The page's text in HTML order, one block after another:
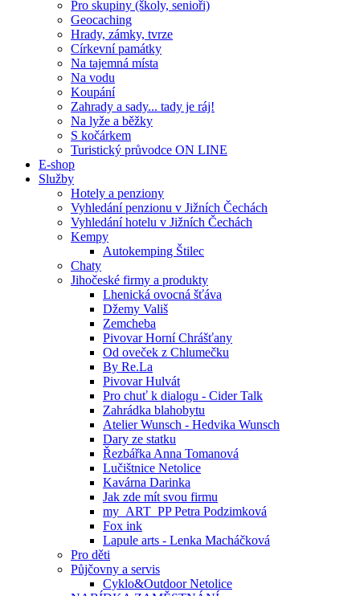
Pro skupiny (školy, senioři)
Geocaching
Hrady, zámky, tvrze
Církevní památky
Na tajemná místa
Na vodu
Koupání
Zahrady a sady... tady je ráj!
Na lyže a běžky
S kočárkem
Turistický průvodce ON LINE
E-shop
Služby
Hotely a penziony
Vyhledání penzionu v Jižních Čechách
Vyhledání hotelu v Jižních Čechách
Kempy
Autokemping Štilec
Chaty
Jihočeské firmy a produkty
Lhenická ovocná šťáva
Džemy Vališ
Zemcheba
Pivovar Horní Chrášťany
Od oveček z Chlumečku
By Re.La
Pivovar Hulvát
Pro chuť k dialogu - Cider Talk
Zahrádka blahobytu
Atelier Wunsch - Hedvika Wunsch
Dary ze statku
Řezbářka Anna Tomanová
Lučištnice Netolice
Kavárna Darinka
Jak zde mít svou firmu
my_ART_PP Petra Podzimková
Fox ink
Lapule arts - Lenka Macháčková
Pro děti
Půjčovny a servis
Cyklo&Outdoor Netolice